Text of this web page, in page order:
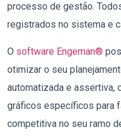
processo de gestão.
registrados no sistema e
O software Engeman®
otimizar o seu
automatizada e assertiva,
gráficos específicos para
competitiva no seu ramo